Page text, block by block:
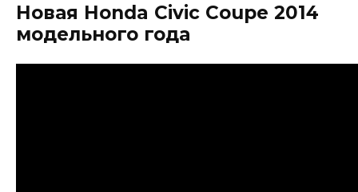
Новая Honda Civic Coupe 2014
модельного года